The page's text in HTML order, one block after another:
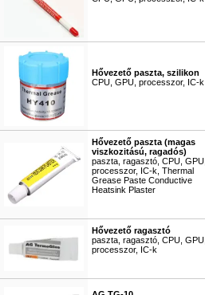
Hővezető paszta, szilikon
CPU, GPU, processzor, IC-k
Hővezető paszta (magas
viszkozitású, ragadós)
paszta, ragasztó, CPU, GPU,
processzor, IC-k, Thermal
Grease Paste Conductive
Heatsink Plaster
Hővezető ragasztó
paszta, ragasztó, CPU, GPU,
processzor, IC-k